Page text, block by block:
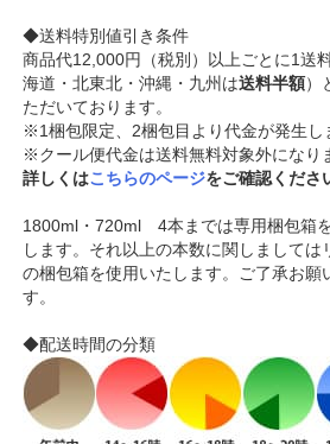
◆送料特別値引き条件
商品代12,000円（税別）以上ごとに1送
海道・北東北・沖縄・九州は送料半額）
ただいております。
※1梱包限定、2梱包目より代金が発生し
※クール便代金は送料無料対象外になり
詳しくはこちらのページをご確認くださ
1800ml・720ml 4本までは専用梱包箱
します。それ以上の本数に関しましては
の梱包箱を使用いたします。ご了承お願
す。
◆配送時間の分類